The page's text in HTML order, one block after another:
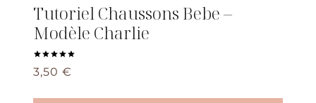
Tutoriel Chaussons Bebe –
Modèle Charlie
Note
5.00
3,50 €